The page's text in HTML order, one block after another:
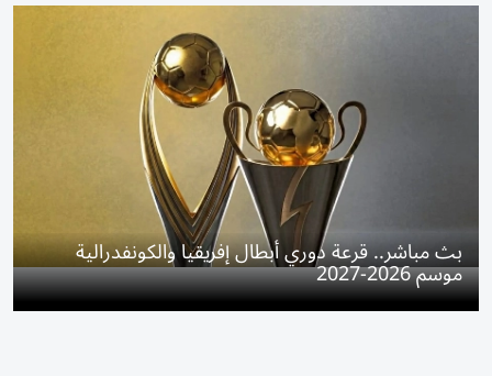
بث مباشر.. قرعة دوري أبطال إفريقيا والكونفدرالية
موسم 2026-2027